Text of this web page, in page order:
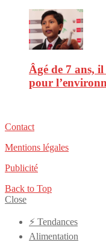
Âgé de 7 ans,
pour
Contact
Mentions légales
Publicité
Back to Top
Close
⚡️ Tendances
Alimentation